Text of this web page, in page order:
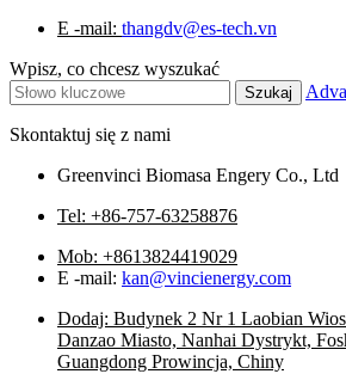
E -mail: thangdv@es-tech.vn
Wpisz, co chcesz wyszukać
Skontaktuj się z nami
Greenvinci Biomasa Engery Co., Ltd
Tel: +86-757-63258876
Mob: +8613824419029
E -mail: kan@vincienergy.com
Dodaj: Budynek 2 Nr 1 Laobian
Danzao Miasto, Nanhai Dystrykt,
Guangdong Prowincja, Chiny